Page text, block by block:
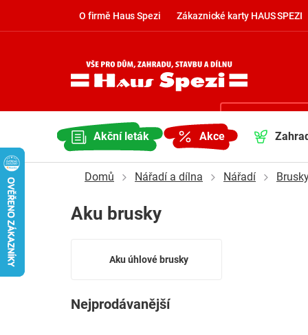
O firmě Haus Spezi Zákaznické karty HAUS SPEZI
undefined
Akční leták Akce
Domů Nářadí a dílna Nářadí
Aku brusky
Aku úhlové brusky
Nejprodávanější